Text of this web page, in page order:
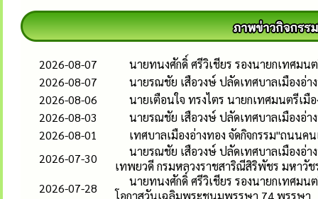
2026-08-07
นายทนงศักดิ์ ศรีวิเชียร รองนายกเทศมน
2026-08-07
นายรณชัย เสือวงษ์ ปลัดเทศบาลเมืองอ่
2026-08-06
นายเตือนใจ ทรงไตร นายกเทศมนตรีเมื
2026-08-03
นายรณชัย เสือวงษ์ ปลัดเทศบาลเมืองอ่า
2026-08-01
เทศบาลเมืองอ่างทอง จัดกิจกรรม"ถนนค
2026-07-30
นายรณชัย เสือวงษ์ ปลัดเทศบาลเมืองอ่
เทพยวดี กรมหลวงราชสาริณีสิริพัชร มหาวัช
2026-07-28
นายทนงศักดิ์ ศรีวิเชียร รองนายกเทศม
โอกาสวันเฉลิมพระชนมพรรษา 74 พรรษา